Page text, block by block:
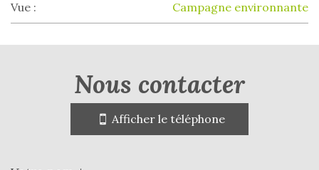
Vue : Campagne environnante
nous contacter
Afficher le téléphone